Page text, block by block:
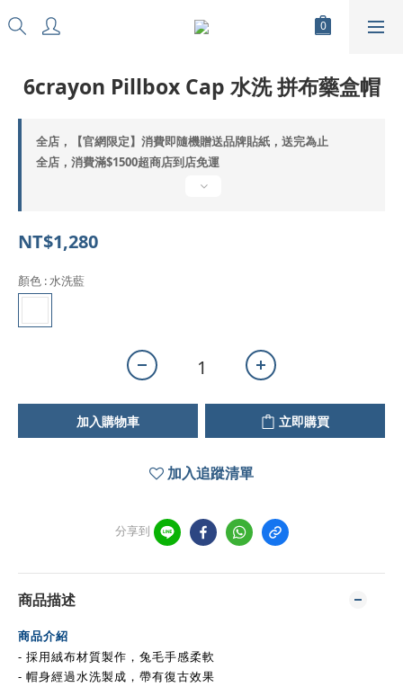
6crayon Pillbox Cap 水洗 拼布藥盒帽
全店，【官網限定】消費即隨機贈送品牌貼紙，送完為止
全店，消費滿$1500超商店到店免運
NT$1,280
顏色 : 水洗藍
加入購物車 立即購買
加入追蹤清單
分享到
商品描述
商品介紹
- 採用絨布材質製作，兔毛手感柔軟
- 帽身經過水洗製成，帶有復古效果